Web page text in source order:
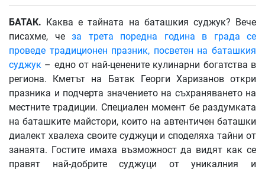
БАТАК. Каква е тайната на баташкия суджук? Вече
писахме, че за трета поредна година в града се
проведе традиционен празник, посветен на баташкия
суджук – едно от най-ценените кулинарни богатства в
региона. Кметът на Батак Георги Харизанов откри
празника и подчерта значението на съхраняването на
местните традиции. Специален момент бе раздумката
на баташките майстори, които на автентичен баташки
диалект хвалеха своите суджуци и споделяха тайни от
занаята. Гостите имаха възможност да видят как се
правят най-добрите суджуци от уникалния и